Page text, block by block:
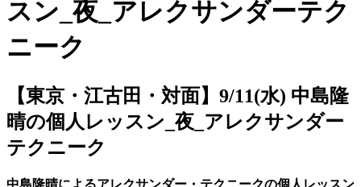
【東京・江古田・対面】9/11(水) 中島隆
晴の個人レッスン_夜_アレクサンダー
テクニーク
中島隆晴によるアレクサンダー・テクニークの個人レッスン